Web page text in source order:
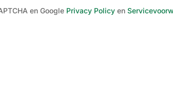
en Google Privacy Policyen